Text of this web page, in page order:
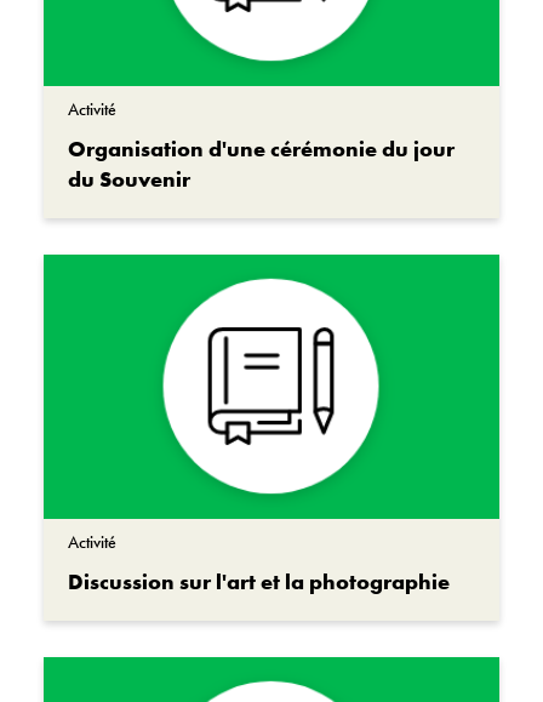
Activité
Organisation d'une cérémonie du jour
du Souvenir
Activité
Discussion sur l'art et la photographie